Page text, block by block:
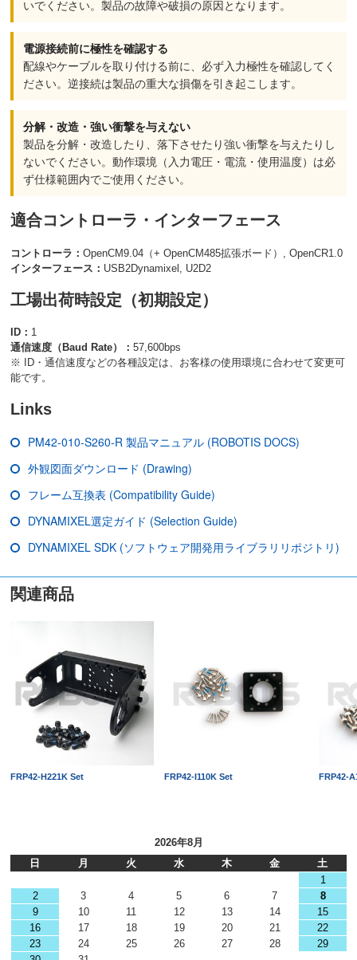
いでください。製品の故障や破損の原因となります。
電源接続前に極性を確認する
配線やケーブルを取り付ける前に、必ず入力極性を確認してく
ださい。逆接続は製品の重大な損傷を引き起こします。
分解・改造・強い衝撃を与えない
製品を分解・改造したり、落下させたり強い衝撃を与えたりし
ないでください。動作環境（入力電圧・電流・使用温度）は必
ず仕様範囲内でご使用ください。
適合コントローラ・インターフェース
コントローラ： OpenCM9.04（+ OpenCM485拡張ボード）, OpenCR1.0
インターフェース： USB2Dynamixel, U2D2
工場出荷時設定（初期設定）
ID： 1
通信速度（Baud Rate）： 57,600bps
※ ID・通信速度などの各種設定は、お客様の使用環境に合わせて変更可
能です。
Links
PM42-010-S260-R 製品マニュアル (ROBOTIS DOCS)
外観図面ダウンロード (Drawing)
フレーム互換表 (Compatibility Guide)
DYNAMIXEL選定ガイド (Selection Guide)
DYNAMIXEL SDK (ソフトウェア開発用ライブラリリポジトリ)
関連商品
FRP42-H221K Set FRP42-I110K Set FRP42-
2026年8月
日
月 火 水 木 金
土
1
2
3 4 5 6 7
8
9
10 11 12 13 14
15
16
17 18 19 20 21
22
23
24 25 26 27 28
29